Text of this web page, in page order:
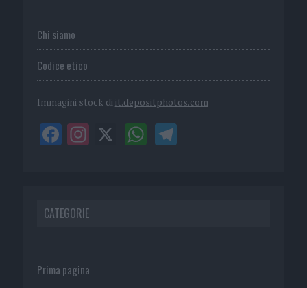
Chi siamo
Codice etico
Immagini stock di it.depositphotos.com
CATEGORIE
Prima pagina